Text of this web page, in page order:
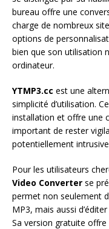
bureau offre une
charge de nombreux
options de
bien que son utilisation
ordinateur.
YTMP3.cc est une
simplicité d’utilisation.
installation et offre une
important de rester
potentiellement
Pour les utilisateurs
Video Converter se
permet non seulement
MP3, mais aussi
Sa version gratuite